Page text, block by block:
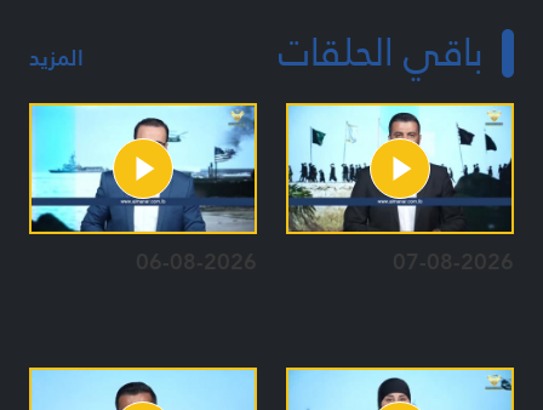
باقي الحلقات المزيد
07-08-2026
06-08-2026